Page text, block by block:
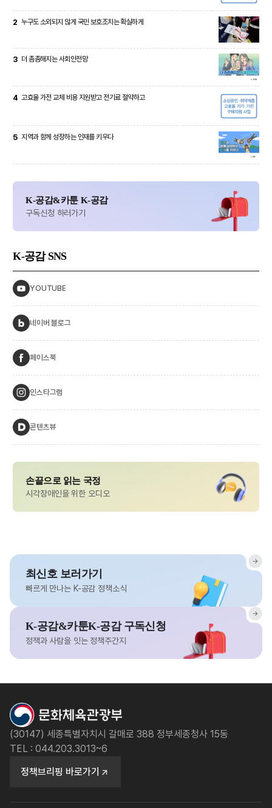
2 누구도 소외되지 않게 국민 보호조치는 확실하게
3 더 촘촘해지는 사회안전망
4 고효율 가전 교체 비용 지원받고 전기료 절약하고
5 지역과 함께 성장하는 인재를 키우다
K-공감&카툰 K-공감
구독신청 하러가기
K-공감 SNS
YOUTUBE
네이버 블로그
페이스북
인스타그램
콘텐츠뷰
손끝으로 읽는 국정
시각장애인을 위한 오디오
최신호 보러가기
빠르게 만나는 K-공감 정책소식
K-공감&카툰K-공감 구독신청
정책과 사람을 잇는 정책주간지
(30147) 세종특별자치시 갈매로 388 정부세종청사 15동
TEL : 044.203.3013~6
정책브리핑 바로가기